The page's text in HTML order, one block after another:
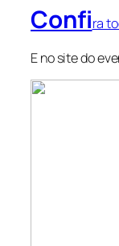
Confira
E no site do